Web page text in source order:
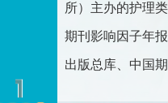
所）主办的护理
期刊影响因子年
出版总库、中国